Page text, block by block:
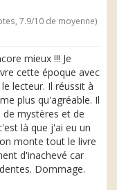
7.9/10 de moyenne)
mieux !!! Je
cette époque avec
lecteur. Il réussit à
plus qu'agréable. Il
mystères et de
là que j'ai eu un
monte tout le livre
d'inachevé car
Dommage.